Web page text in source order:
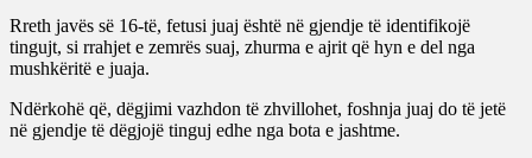
Rreth javës së 16-të, fetusi juaj është në gjendje të identifikojë
tingujt, si rrahjet e zemrës suaj, zhurma e ajrit që hyn e del nga
mushkëritë e juaja.
Ndërkohë që, dëgjimi vazhdon të zhvillohet, foshnja juaj do të jetë
në gjendje të dëgjojë tinguj edhe nga bota e jashtme.